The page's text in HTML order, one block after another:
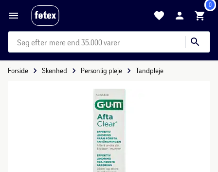
0
mere end 35.000 varer
Forside Skønhed Personlig pleje Tandpleje